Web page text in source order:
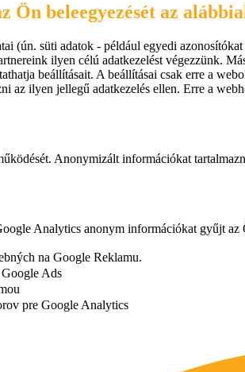
beleegyezését az
(ún. süti adatok - például egyedi
ilyen célú adatkezelést végezzünk.
beállításait. A beállításai csak erre a
az ilyen jellegű adatkezelés ellen. Erre a
Anonymizált információkat
Analytics anonym információkat gyűjt az
na Google Reklamu.
Google Ads
pre Google Analytics